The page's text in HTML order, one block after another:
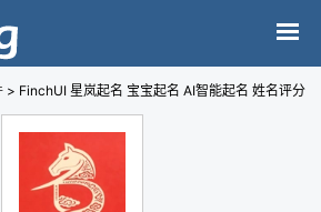
> FinchUI 星岚起名 宝宝起名 AI智能起名 姓名评分